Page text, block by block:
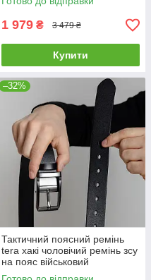
1 979 ₴ 3 479 ₴
Купити
–32%
Тактичний поясний ремінь
tera хакі чоловічий ремінь зсу
на пояс військовий
армійський